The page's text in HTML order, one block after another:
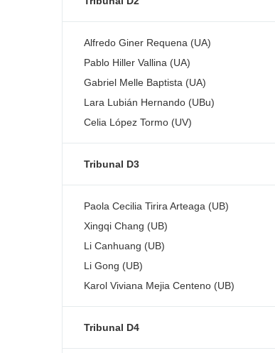
Alfredo Giner Requena (UA)
Pablo Hiller Vallina (UA)
Gabriel Melle Baptista (UA)
Lara Lubián Hernando (UBu)
Celia López Tormo (UV)
Tribunal D3
Paola Cecilia Tirira Arteaga (UB)
Xingqi Chang (UB)
Li Canhuang (UB)
Li Gong (UB)
Karol Viviana Mejia Centeno (UB)
Tribunal D4